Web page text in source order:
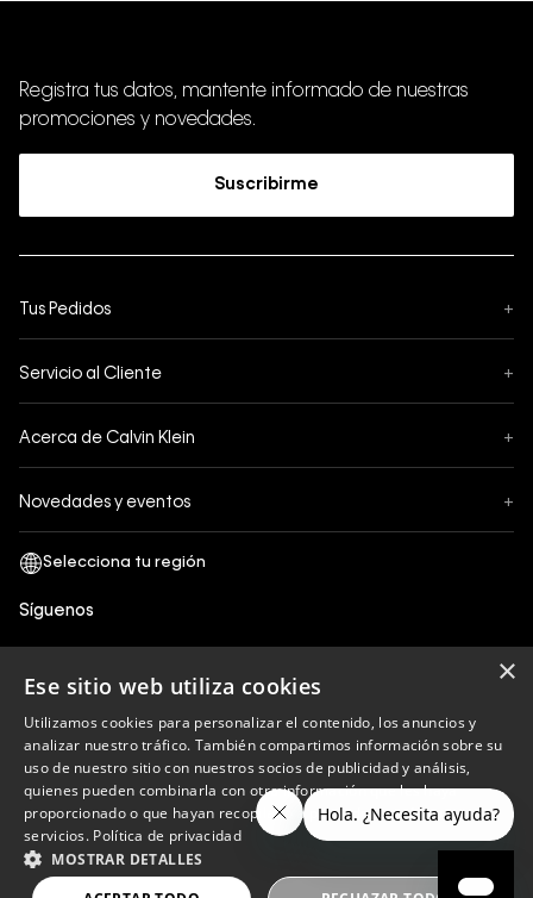
Registra tus datos, mantente informado de nuestras
promociones y novedades.
Suscribirme
Tus Pedidos +
Formas de Pago
Servicio al Cliente +
¿Cómo comprar?
Acerca de Calvin Klein +
Términos y Condiciones
Política de Privacidad y tratamiento de datos personales
Política de Cookies
Libro de reclamaciones
Políticas de recojo en tienda
Novedades y eventos +
Síguenos
Calvin Klein
Copyright © 2023 Calvin Klein peru ®. Todos los
derechos reservados.
×
Ese sitio web utiliza cookies
Utilizamos cookies para personalizar el contenido, los anuncios y
analizar nuestro tráfico. También compartimos información sobre su
uso de nuestro sitio con nuestros socios de publicidad y análisis,
quienes pueden combinarla con otra información que les haya
proporcionado o que hayan recopilado a partir del uso de sus
servicios. Política de privacidad
MOSTRAR DETALLES